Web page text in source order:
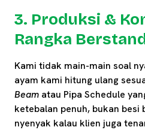
3. Produksi &
Rangka
Kami tidak main-main soal
ayam kami hitung ulang
Beam atau Pipa Schedule
ketebalan penuh, bukan besi
nyenyak kalau klien juga